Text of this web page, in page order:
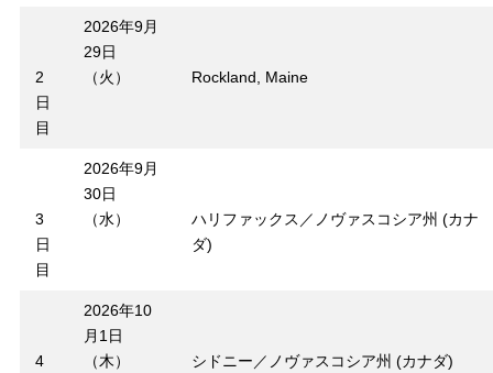
2
日
目
2026年9月
29日
（火）
Rockland, Maine
3
日
目
2026年9月
30日
（水）
ハリファックス／ノヴァスコシア州 (カナ
ダ)
4
2026年10
月1日
（木）
シドニー／ノヴァスコシア州 (カナダ)